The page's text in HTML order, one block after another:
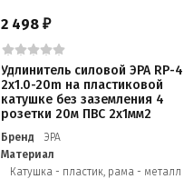
2 498₽
Удлинитель силовой ЭРА RP-
2x1.0-20m на пластиковой
катушке без заземления 4
розетки 20м ПВС 2х1мм2
Бренд
ЭРА
Материал
Катушка - пластик, рама - металл